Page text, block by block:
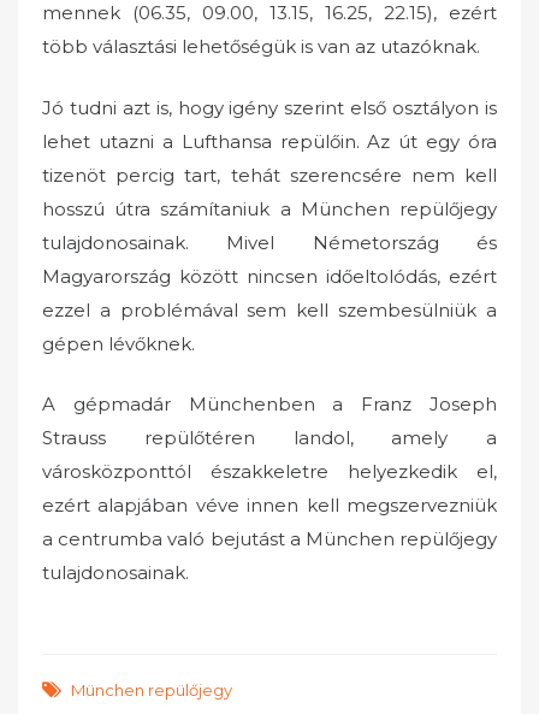
mennek (06.35, 09.00, 13.15, 16.25, 22.15), ezért
több választási lehetőségük is van az utazóknak.
Jó tudni azt is, hogy igény szerint első osztályon is
lehet utazni a Lufthansa repülőin. Az út egy óra
tizenöt percig tart, tehát szerencsére nem kell
hosszú útra számítaniuk a München repülőjegy
tulajdonosainak. Mivel Németország és
Magyarország között nincsen időeltolódás, ezért
ezzel a problémával sem kell szembesülniük a
gépen lévőknek.
A gépmadár Münchenben a Franz Joseph
Strauss repülőtéren landol, amely a
városközponttól északkeletre helyezkedik el,
ezért alapjában véve innen kell megszervezniük
a centrumba való bejutást a München repülőjegy
tulajdonosainak.
München repülőjegy